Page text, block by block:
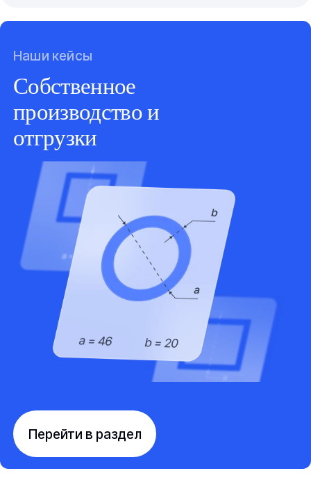
Наши кейсы
Собственное
производство и
отгрузки
Перейти в раздел